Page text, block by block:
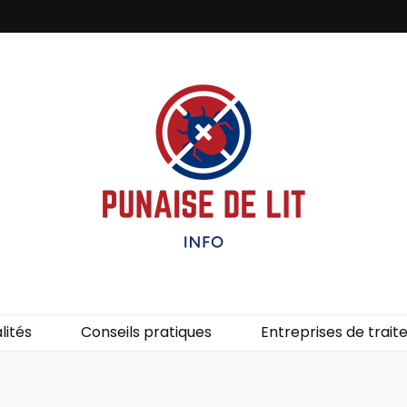
Conseils pratiques Entreprises de